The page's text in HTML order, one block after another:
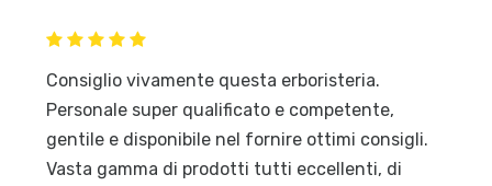
Consiglio vivamente questa erboristeria.
Personale super qualificato e competente,
gentile e disponibile nel fornire ottimi consigli.
Vasta gamma di prodotti tutti eccellenti, di